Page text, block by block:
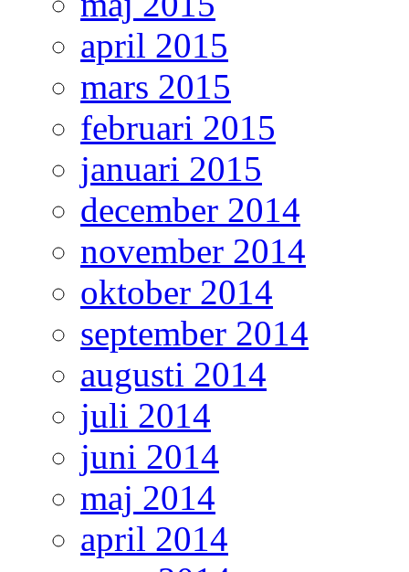
april 2015
mars 2015
februari 2015
januari 2015
december 2014
november 2014
oktober 2014
september 2014
augusti 2014
juli 2014
juni 2014
maj 2014
april 2014